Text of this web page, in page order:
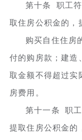
第十条 职工
取住房公积金的，
购买自住住房
付的购房款；建造
取金额不得超过实
房费用。
第十一条 职
提取住房公积金的